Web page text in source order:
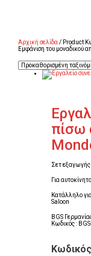
Αρχική σελίδα / Product
Εμφάνιση του μοναδικού
πίσω
Σετ εξαγωγής
Για
Κατάλληλο
Saloon
BGS
Κωδικός :